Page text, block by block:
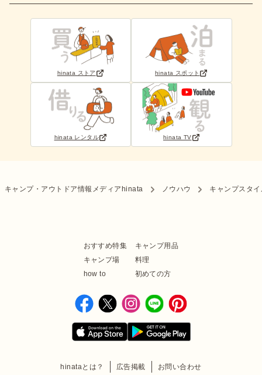
hinata ストア hinata スポット
hinata レンタル hinata TV
キャンプ・アウトドア情報メディアhinata ノウハウ キャンプスタ
おすすめ特集
キャンプ用品
キャンプ場
料理
how to
初めての方
hinataとは？ 広告掲載
お問い合わせ